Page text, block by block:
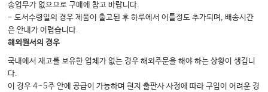
집단 유전학: 인구 집단의 유전적 변이 Human population genetics: Genetic
variation in populations
CHAPTER 11
질환에서 원인유전자 규명 Identification of genetic basis of human disease
송업무가 없으므로 구매에 참고 바랍니다.
- 도서수령일의 경우 제품이 출고된 후 하루에서 이틀정도 추가되며, 배송시간
은 안내가 어렵습니다.
해외원서의 경우
국내에서 재고를 보유한 업체가 없는 경우 해외주문을 해야 하는 상황이 생깁니
다.
이 경우 4~5주 안에 공급이 가능하며 현지 출판사 사정에 따라 구입이 어려운 경